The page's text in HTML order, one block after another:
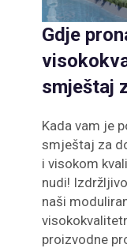
Gdje
smještaj
Kada vam je
smještaj za
i visokom
nudi!
naši
proizvodne